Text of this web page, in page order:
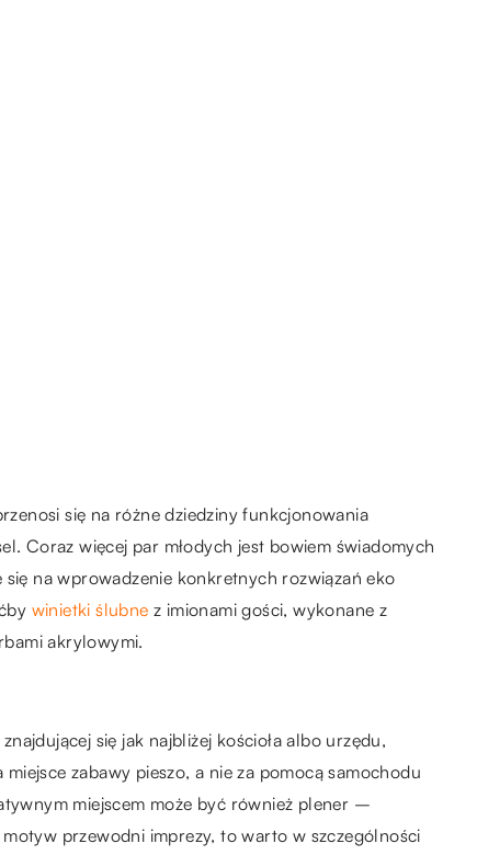
się na różne dziedziny funkcjonowania
Coraz więcej par młodych jest bowiem świadomych
na wprowadzenie konkretnych rozwiązań eko
winietki ślubne z imionami gości, wykonane z
akrylowymi.
się jak najbliżej kościoła albo urzędu,
zabawy pieszo, a nie za pomocą samochodu
miejscem może być również plener –
przewodni imprezy, to warto w szczególności